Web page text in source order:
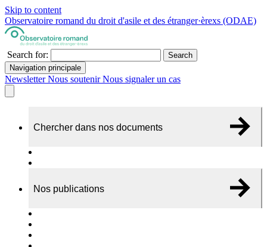
Skip to content
Observatoire romand du droit d'asile et des étranger·èrexs (ODAE)
Search for:
Search
Navigation principale
NewsletterNous soutenirNous signaler un cas
Chercher dans nos documents
Nos publications